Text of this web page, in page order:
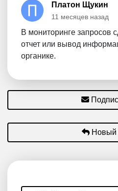
Платон Щукин
11 месяцев назад
В мониторинге запросов
отчет или вывод
органике.
Новый